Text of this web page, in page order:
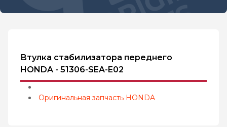
Втулка стабилизатора переднего
HONDA - 51306-SEA-E02
Оригинальная запчасть HONDA